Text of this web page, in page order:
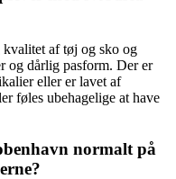
af tøj og sko og
og dårlig pasform. Der er
eller er lavet af
føles ubehagelige at have
normalt på